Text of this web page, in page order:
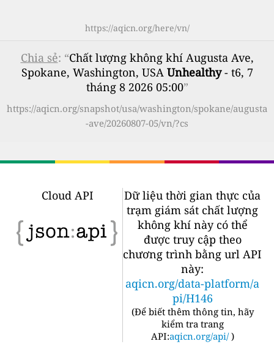
https://aqicn.org/here/vn/
Chia sẻ: “Chất lượng không khí Augusta Ave,
Spokane, Washington, USA Unhealthy- t6, 7
tháng 8 2026 05:00”
https://aqicn.org/snapshot/usa/washington/spokane/augusta
-ave/20260807-05/vn/?cs
Cloud API
Dữ liệu thời gian thực của
trạm giám sát chất lượng
không khí này có thể
được truy cập theo
chương trình bằng url API
này:
aqicn.org/data-platform/a
pi/H146
(Để biết thêm thông tin, hãy
kiểm tra trang
API:aqicn.org/api/ )